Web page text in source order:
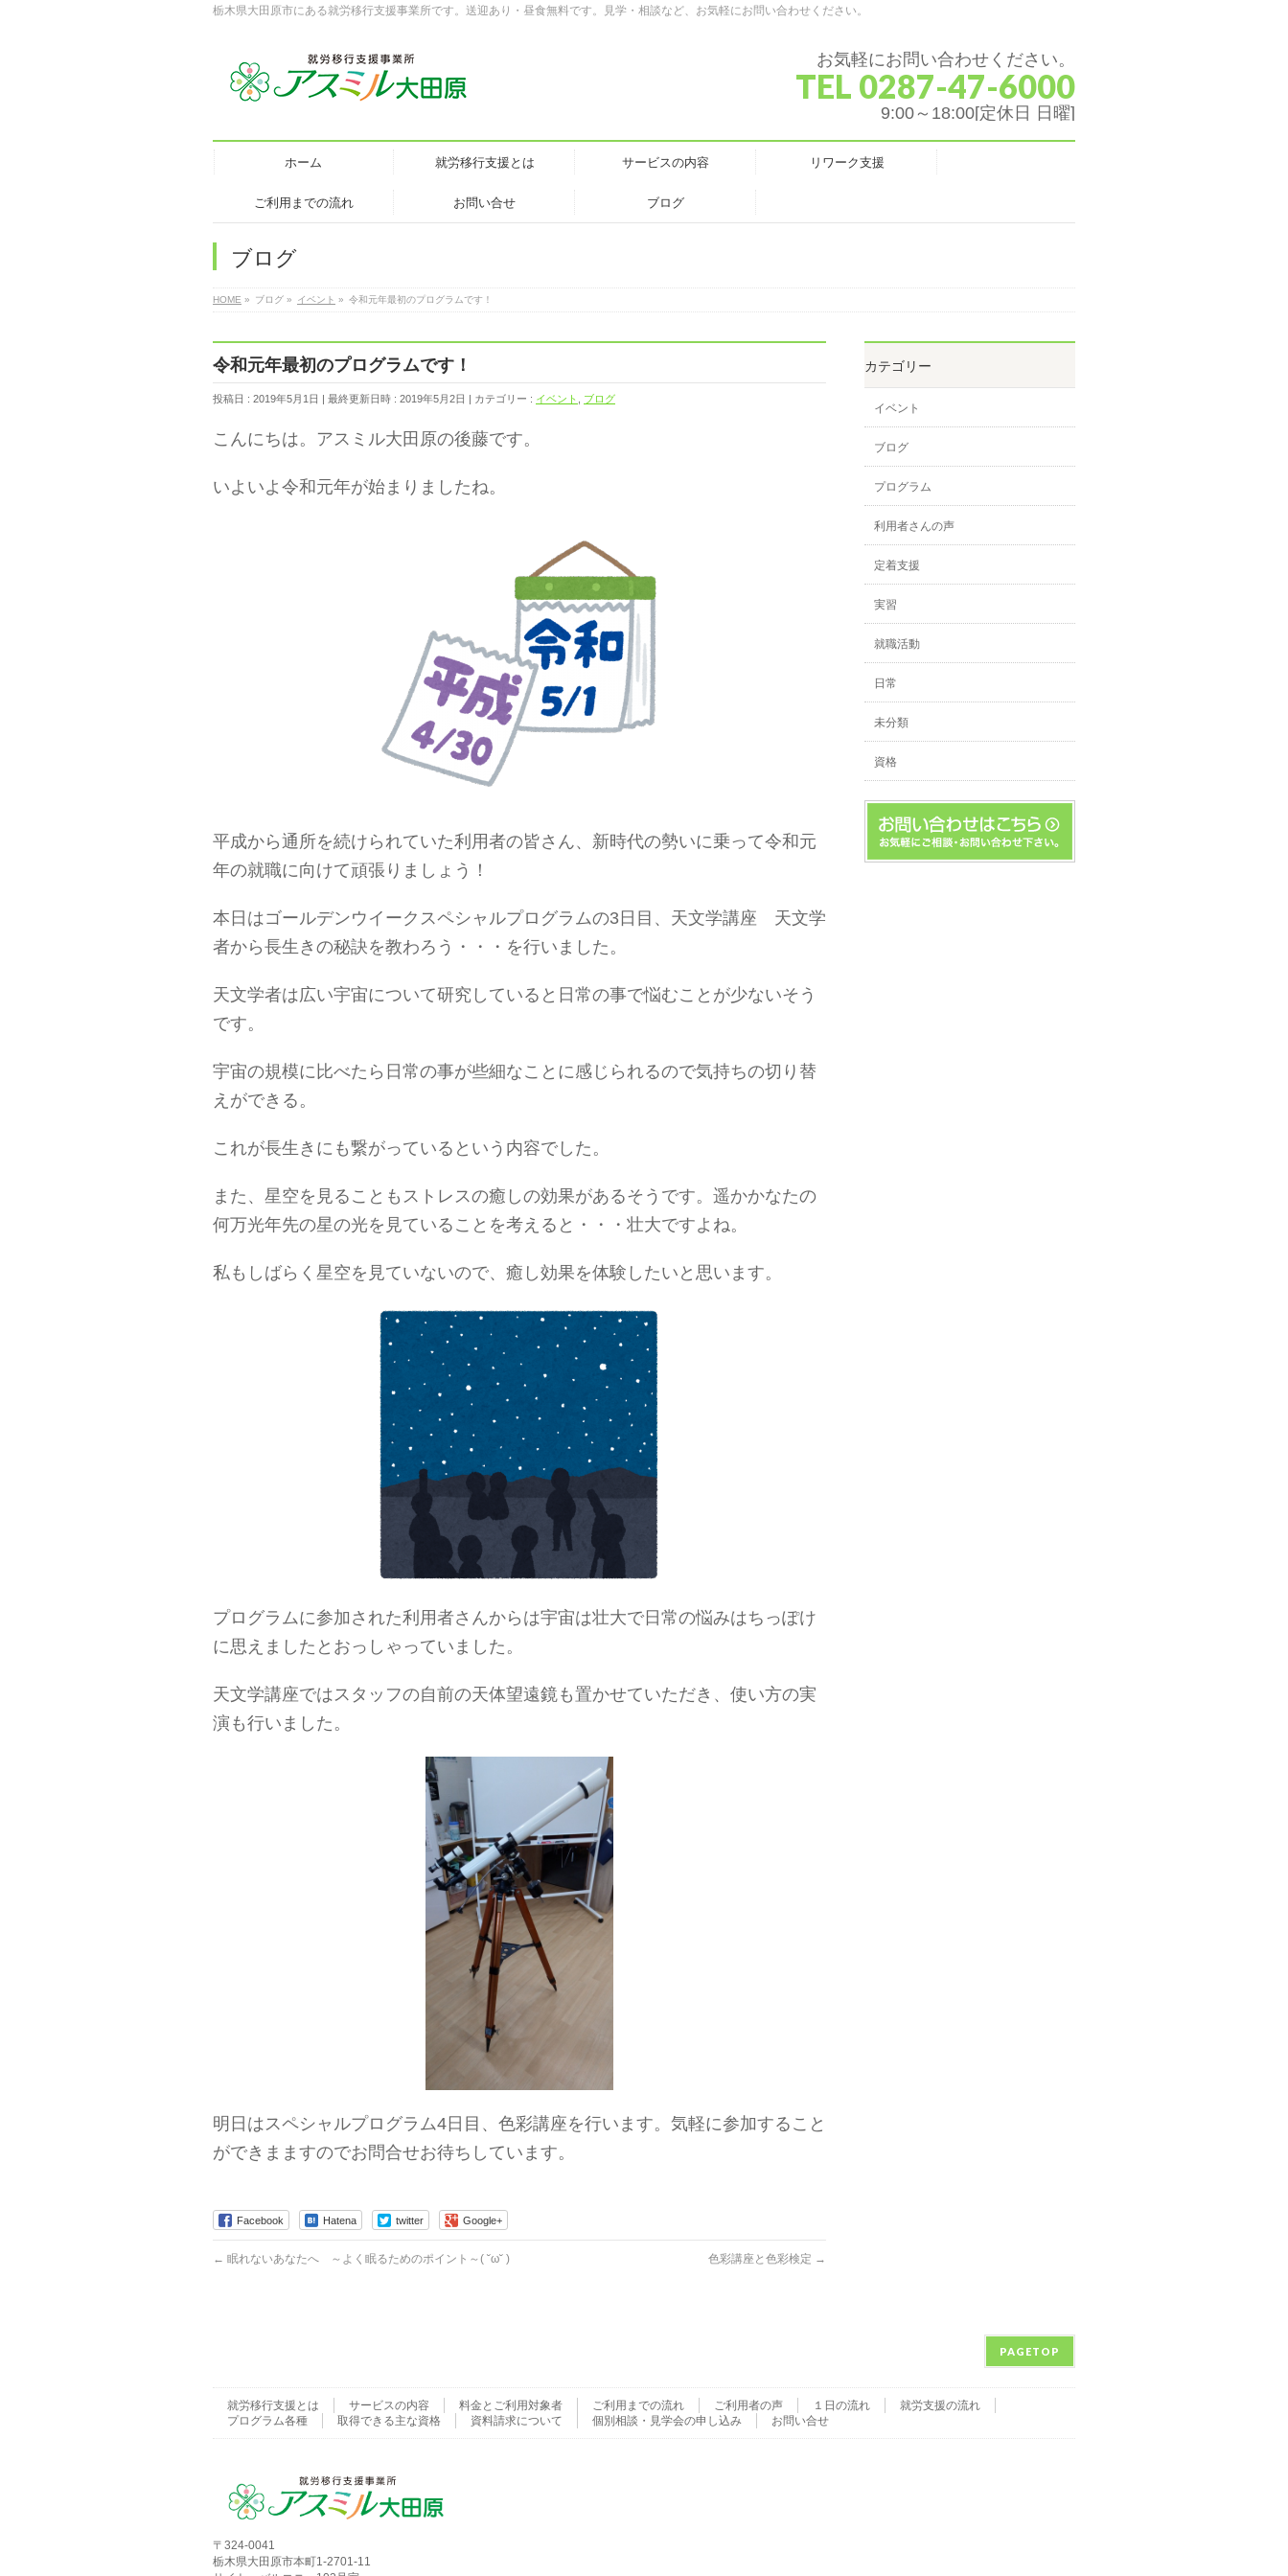
栃木県大田原市にある就労移行支援事業所です。送迎あり・昼食無料です。見学・相談など、お気軽にお問い合わせください。
お気軽にお問い合わせください。
TEL 0287-47-6000
9:00～18:00[定休日 日曜]
ホーム 就労移行支援とは サービスの内容 リワーク支援
ご利用までの流れ お問い合せ ブログ
ブログ
HOME » ブログ » イベント » 令和元年最初のプログラムです！
令和元年最初のプログラムです！
投稿日 : 2019年5月1日 最終更新日時 : 2019年5月2日 カテゴリー : イベント ブログ
こんにちは。アスミル大田原の後藤です。
いよいよ令和元年が始まりましたね。
平成から通所を続けられていた利用者の皆さん、新時代の勢いに乗って令和元
年の就職に向けて頑張りましょう！
本日はゴールデンウイークスペシャルプログラムの3日目、天文学講座 天文学
者から長生きの秘訣を教わろう・・・を行いました。
天文学者は広い宇宙について研究していると日常の事で悩むことが少ないそう
です。
宇宙の規模に比べたら日常の事が些細なことに感じられるので気持ちの切り替
えができる。
これが長生きにも繋がっているという内容でした。
また、星空を見ることもストレスの癒しの効果があるそうです。遥かかなたの
何万光年先の星の光を見ていることを考えると・・・壮大ですよね。
私もしばらく星空を見ていないので、癒し効果を体験したいと思います。
プログラムに参加された利用者さんからは宇宙は壮大で日常の悩みはちっぽけ
に思えましたとおっしゃっていました。
天文学講座ではスタッフの自前の天体望遠鏡も置かせていただき、使い方の実
演も行いました。
明日はスペシャルプログラム4日目、色彩講座を行います。気軽に参加すること
ができまますのでお問合せお待ちしています。
Facebook Hatena twitter Google+
← 眠れないあなたへ ～よく眠るためのポイント～( ˘ω˘ ) 色彩講座と色彩検定 →
カテゴリー
イベント
ブログ
プログラム
利用者さんの声
定着支援
実習
就職活動
日常
未分類
資格
PAGETOP
就労移行支援とは サービスの内容 料金とご利用対象者 ご利用までの流れ ご利用者の声 １日の流れ
就労支援の流れ
プログラム各種
取得できる主な資格 資料請求について 個別相談・見学会の申し込み お問い合せ
〒324-0041
栃木県大田原市本町1-2701-11